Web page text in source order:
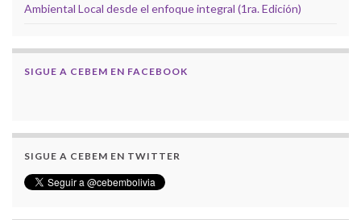
Ambiental Local desde el enfoque integral (1ra. Edición)
SIGUE A CEBEM EN FACEBOOK
SIGUE A CEBEM EN TWITTER